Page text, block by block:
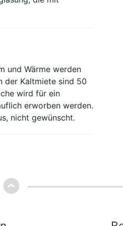
und Wärme werden
der Kaltmiete sind 50
wird für ein
erworben werden.
nicht gewünscht.